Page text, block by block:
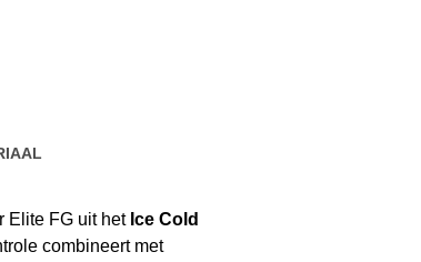
Elite FG uit het Ice Cold
combineert met